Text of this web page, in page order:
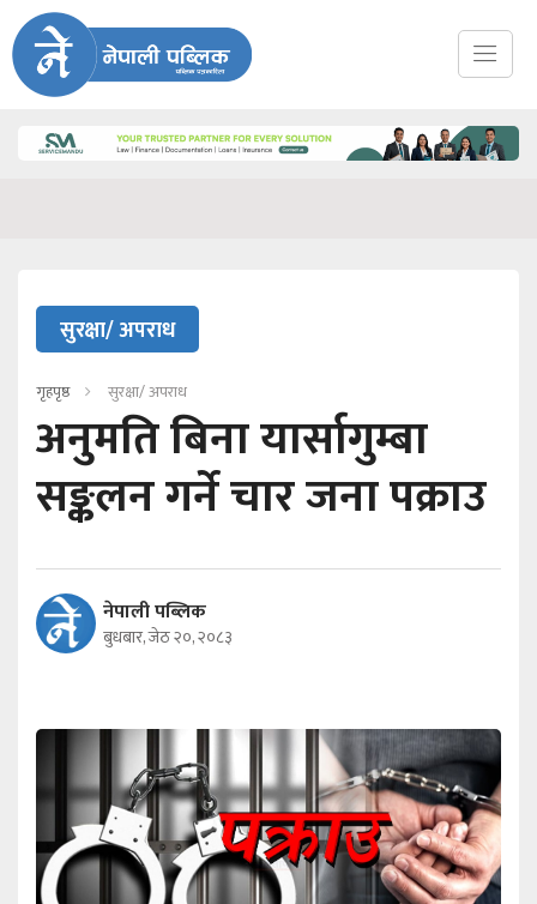
सुरक्षा/ अपराध
गृहपृष्ठ सुरक्षा/ अपराध
अनुमति बिना यार्सागुम्बा
सङ्कलन गर्ने चार जना पक्राउ
नेपाली पब्लिक
बुधबार, जेठ २०, २०८३